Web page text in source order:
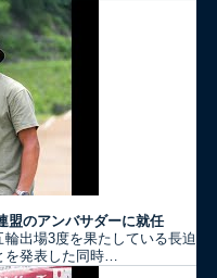
盟のアンバサダーに就任
出場3度を果たしている長迫
発表した同時…